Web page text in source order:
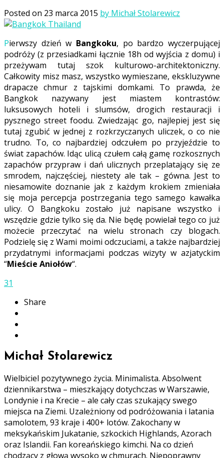
Posted on 23 marca 2015 by Michał Stolarewicz
Pierwszy dzień w Bangkoku, po bardzo wyczerpującej
podróży (z przesiadkami łącznie 18h od wyjścia z domu) i
przeżywam tutaj szok kulturowo-architektoniczny.
Całkowity misz masz, wszystko wymieszane, ekskluzywne
drapacze chmur z tajskimi domkami. To prawda, że
Bangkok nazywany jest miastem kontrastów:
luksusowych hoteli i slumsów, drogich restauracji i
pysznego street foodu. Zwiedzając go, najlepiej jest się
tutaj zgubić w jednej z rozkrzyczanych uliczek, o co nie
trudno. To, co najbardziej odczułem po przyjeździe to
świat zapachów. Idąc ulicą czułem całą gamę rozkosznych
zapachów przypraw i dań ulicznych przeplatający się ze
smrodem, najczęściej, niestety ale tak – gówna. Jest to
niesamowite doznanie jak z każdym krokiem zmieniała
się moja percepcja postrzegania tego samego kawałka
ulicy. O Bangkoku zostało już napisane wszystko i
wszędzie gdzie tylko się da. Nie będę powielał tego co już
możecie przeczytać na wielu stronach czy blogach.
Podzielę się z Wami moimi odczuciami, a także najbardziej
przydatnymi informacjami podczas wizyty w azjatyckim
“Mieście Aniołów“.
31
Share
Michał Stolarewicz
Wielbiciel pozytywnego życia. Minimalista. Absolwent
dziennikarstwa – mieszkający dotychczas w Warszawie,
Londynie i na Krecie – ale cały czas szukający swego
miejsca na Ziemi. Uzależniony od podróżowania i latania
samolotem, 93 kraje i 400+ lotów. Zakochany w
meksykańskim Jukatanie, szkockich Highlands, Azorach
oraz Islandii. Fan koreańskiego kimchi. Na co dzień
chodzący z głową wysoko w chmurach. Niepoprawny